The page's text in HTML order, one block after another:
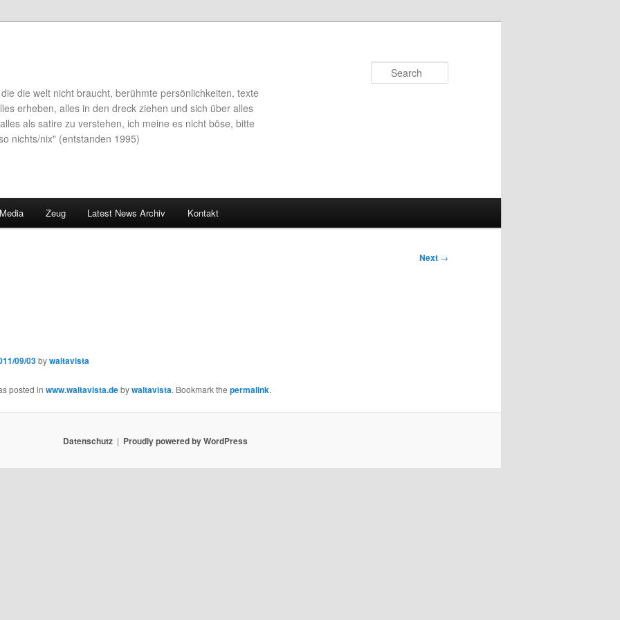
die welt nicht braucht, berühmte persönlichkeiten, texte
erheben, alles in den dreck ziehen und sich über alles
als satire zu verstehen, ich meine es nicht böse, bitte
nichts/nix" (entstanden 1995)
Zeug Latest News Archiv Kontakt
Next →
09/03bywaltavista
posted in www.waltavista.debywaltavista. Bookmark the permalink.
Datenschutz Proudly powered by WordPress